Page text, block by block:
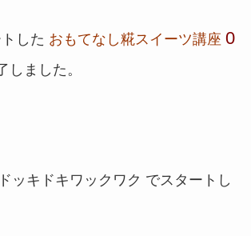
した おもてなし糀スイーツ講座 0
しました。
ッキドキワックワク でスタートし